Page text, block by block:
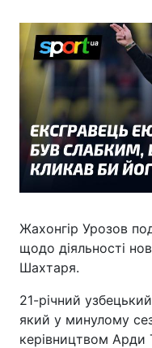
Жахонгір Урозов
щодо діяльності
Шахтаря.
21-річний
який у минулому
керівництвом Арди